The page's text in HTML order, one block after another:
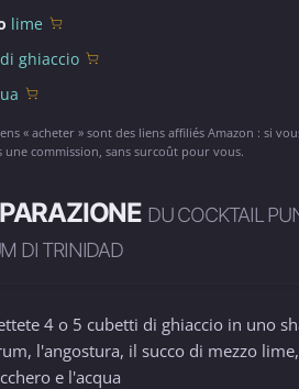
lime
ghiaccio
« acheter » sont des liens affiliés Amazon : si
une commission, sans surcoût pour vous.
DU COCKTAIL
DI TRINIDAD
4 o 5 cubetti di ghiaccio in uno
l'angostura, il succo di mezzo
e l'acqua